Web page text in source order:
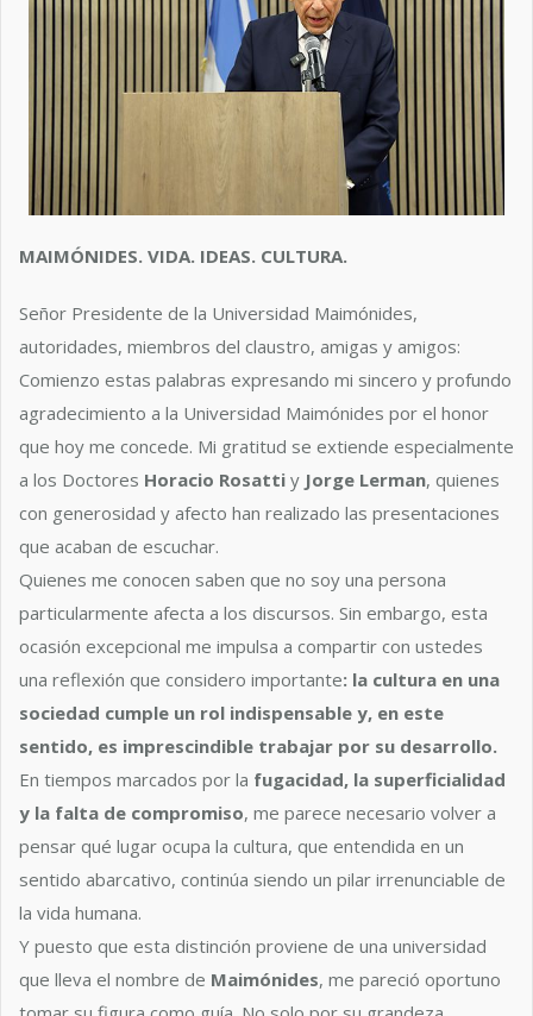
MAIMÓNIDES. VIDA. IDEAS. CULTURA.
Señor Presidente de la Universidad Maimónides,
autoridades, miembros del claustro, amigas y amigos:
Comienzo estas palabras expresando mi sincero y profundo
agradecimiento a la Universidad Maimónides por el honor
que hoy me concede. Mi gratitud se extiende especialmente
a los Doctores Horacio Rosatti y Jorge Lerman, quienes
con generosidad y afecto han realizado las presentaciones
que acaban de escuchar.
Quienes me conocen saben que no soy una persona
particularmente afecta a los discursos. Sin embargo, esta
ocasión excepcional me impulsa a compartir con ustedes
una reflexión que considero importante: la cultura en una
sociedad cumple un rol indispensable y, en este
sentido, es imprescindible trabajar por su desarrollo.
En tiempos marcados por la fugacidad, la superficialidad
y la falta de compromiso, me parece necesario volver a
pensar qué lugar ocupa la cultura, que entendida en un
sentido abarcativo, continúa siendo un pilar irrenunciable de
la vida humana.
Y puesto que esta distinción proviene de una universidad
que lleva el nombre de Maimónides, me pareció oportuno